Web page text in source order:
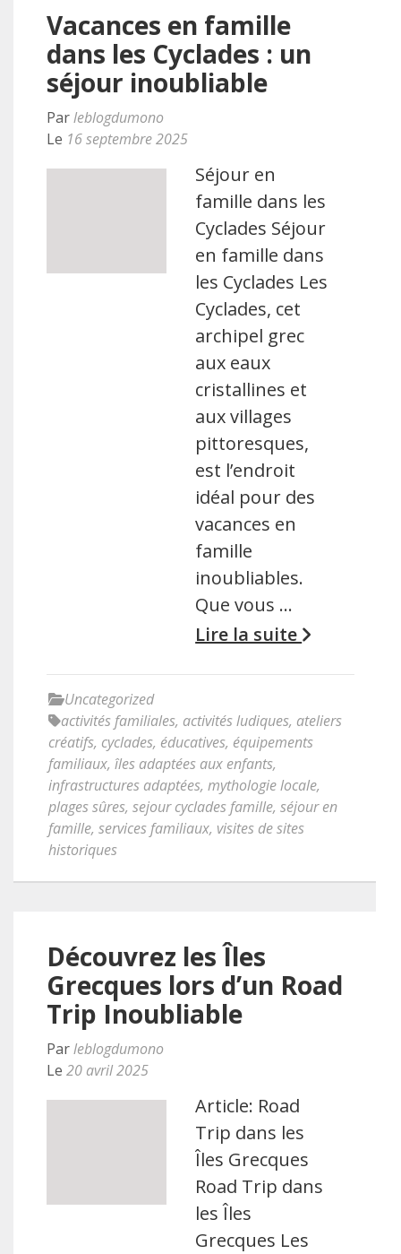
Vacances en famille
dans les Cyclades : un
séjour inoubliable
Parleblogdumono
Le 16 septembre 2025
Séjour en
famille dans les
Cyclades Séjour
en famille dans
les Cyclades Les
Cyclades, cet
archipel grec
aux eaux
cristallines et
aux villages
pittoresques,
est l’endroit
idéal pour des
vacances en
famille
inoubliables.
Que vous …
Lire la suite
Uncategorized
activités familiales, activités ludiques, ateliers
créatifs, cyclades, éducatives, équipements
familiaux, îles adaptées aux enfants,
infrastructures adaptées, mythologie locale,
plages sûres, sejour cyclades famille, séjour en
famille, services familiaux, visites de sites
historiques
Découvrez les Îles
Grecques lors d’un Road
Trip Inoubliable
Parleblogdumono
Le 20 avril 2025
Article: Road
Trip dans les
Îles Grecques
Road Trip dans
les Îles
Grecques Les